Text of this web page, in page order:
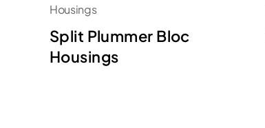
Housings
Split Plummer Bloc
Housings